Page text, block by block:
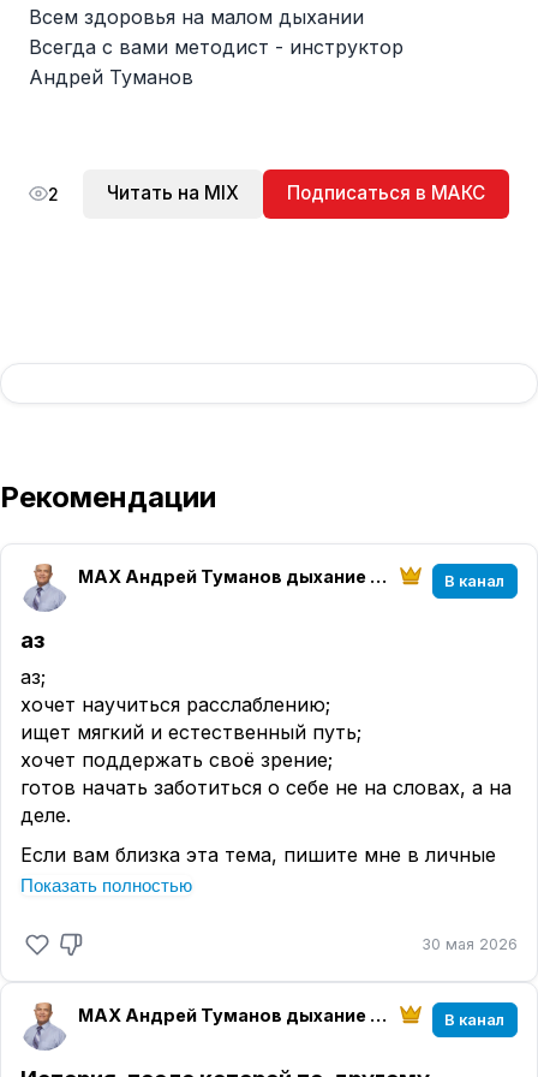
Всем здоровья на малом дыхании
Всегда с вами методист - инструктор
Андрей Туманов
2 Читать на MIX Подписаться в МАКС
Рекомендации
МАХ Андрей Туманов дыхание по Бутейко К.П. В канал
аз
аз;
хочет научиться расслаблению;
ищет мягкий и естественный путь;
хочет поддержать своё зрение;
готов начать заботиться о себе не на словах, а на
деле.
Если вам близка эта тема, пишите мне в личные
сообщения.
вопросы и помогу вам сделать первый шаг.
Не ждите, пока усталость станет привычкой.
Начните путь к восстановлению уже сегодня.
С уважением
Показать полностью
30 мая 2026
МАХ Андрей Туманов дыхание по Бутейко К.П. В канал